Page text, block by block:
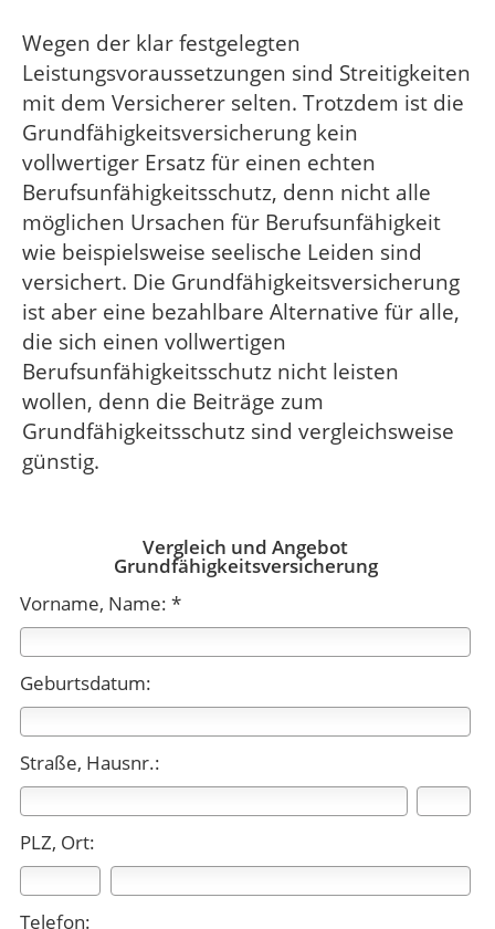
Wegen der klar festgelegten
Leistungsvoraussetzungen sind Streitigkeiten
mit dem Versicherer selten. Trotzdem ist die
Grundfähigkeitsversicherung kein
vollwertiger Ersatz für einen echten
Berufsunfähigkeitsschutz, denn nicht alle
möglichen Ursachen für Berufsunfähigkeit
wie beispielsweise seelische Leiden sind
versichert. Die Grundfähigkeitsversicherung
ist aber eine bezahlbare Alternative für alle,
die sich einen vollwertigen
Berufsunfähigkeitsschutz nicht leisten
wollen, denn die Beiträge zum
Grundfähigkeitsschutz sind vergleichsweise
günstig.
Vergleich und Angebot
Grundfähigkeitsversicherung
Vorname, Name: *
Geburtsdatum:
Straße, Hausnr.:
PLZ, Ort:
Telefon: